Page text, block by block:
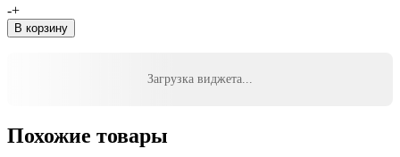
Количество
товара
Marshal
8PR
-+
В корзину
Загрузка виджета...
Похожие товары